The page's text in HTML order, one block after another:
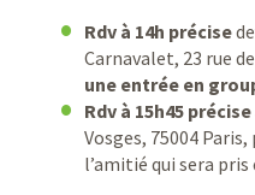
Rdv à 14h précise
Carnavalet, 23 rue
une entrée en
Rdv à 15h45 précise
Vosges, 75004
l’amitié qui sera